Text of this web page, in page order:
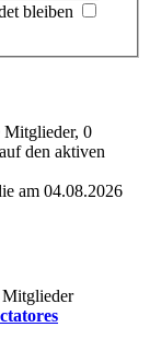
bleiben
Mitglieder, 0
den aktiven
am 04.08.2026
Mitglieder